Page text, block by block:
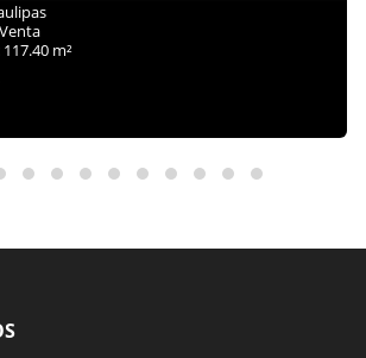
Venta
117.40 m²